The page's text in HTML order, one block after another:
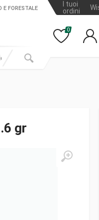
I tuoi
ordini
E FORESTALE
0
gr